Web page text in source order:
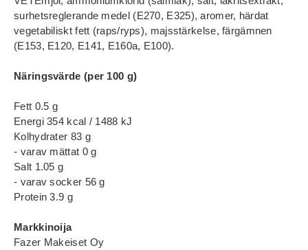
surhetsreglerande medel (E270, E325), aromer, härdat
vegetabiliskt fett (raps/ryps), majsstärkelse, färgämnen
(E153, E120, E141, E160a, E100).
Näringsvärde (per 100 g)
Fett 0.5 g
Energi 354 kcal / 1488 kJ
Kolhydrater 83 g
- varav mättat 0 g
Salt 1.05 g
- varav socker 56 g
Protein 3.9 g
Markkinoija
Fazer Makeiset Oy